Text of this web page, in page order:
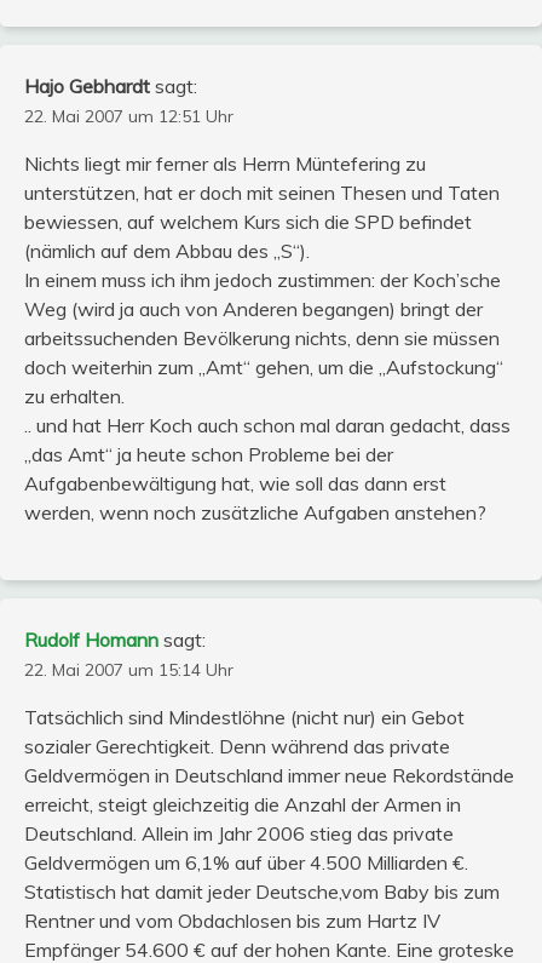
Hajo Gebhardt sagt:
22. Mai 2007 um 12:51 Uhr
Nichts liegt mir ferner als Herrn Müntefering zu
unterstützen, hat er doch mit seinen Thesen und Taten
bewiessen, auf welchem Kurs sich die SPD befindet
(nämlich auf dem Abbau des „S“).
In einem muss ich ihm jedoch zustimmen: der Koch’sche
Weg (wird ja auch von Anderen begangen) bringt der
arbeitssuchenden Bevölkerung nichts, denn sie müssen
doch weiterhin zum „Amt“ gehen, um die „Aufstockung“
zu erhalten.
.. und hat Herr Koch auch schon mal daran gedacht, dass
„das Amt“ ja heute schon Probleme bei der
Aufgabenbewältigung hat, wie soll das dann erst
werden, wenn noch zusätzliche Aufgaben anstehen?
Rudolf Homann sagt:
22. Mai 2007 um 15:14 Uhr
Tatsächlich sind Mindestlöhne (nicht nur) ein Gebot
sozialer Gerechtigkeit. Denn während das private
Geldvermögen in Deutschland immer neue Rekordstände
erreicht, steigt gleichzeitig die Anzahl der Armen in
Deutschland. Allein im Jahr 2006 stieg das private
Geldvermögen um 6,1% auf über 4.500 Milliarden €.
Statistisch hat damit jeder Deutsche,vom Baby bis zum
Rentner und vom Obdachlosen bis zum Hartz IV
Empfänger 54.600 € auf der hohen Kante. Eine groteske